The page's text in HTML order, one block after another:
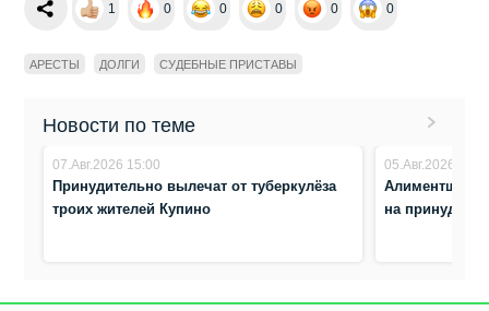
1 0 0 0 0 0
АРЕСТЫ ДОЛГИ СУДЕБНЫЕ ПРИСТАВЫ
Новости по теме
07.Авг.2026 15:00
Принудительно вылечат от туберкулёза
троих жителей Купино
05.Авг.2026
Алиментщица
на